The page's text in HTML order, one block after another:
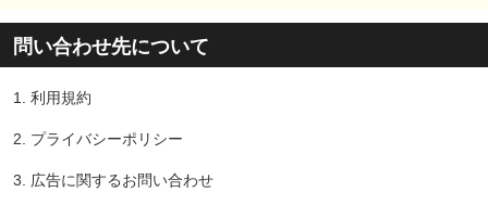
問い合わせ先について
1. 利用規約
2. プライバシーポリシー
3. 広告に関するお問い合わせ